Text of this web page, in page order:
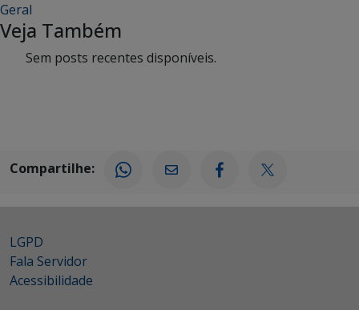
Geral
Veja Também
Sem posts recentes disponíveis.
Compartilhe:
LGPD
Fala Servidor
Acessibilidade